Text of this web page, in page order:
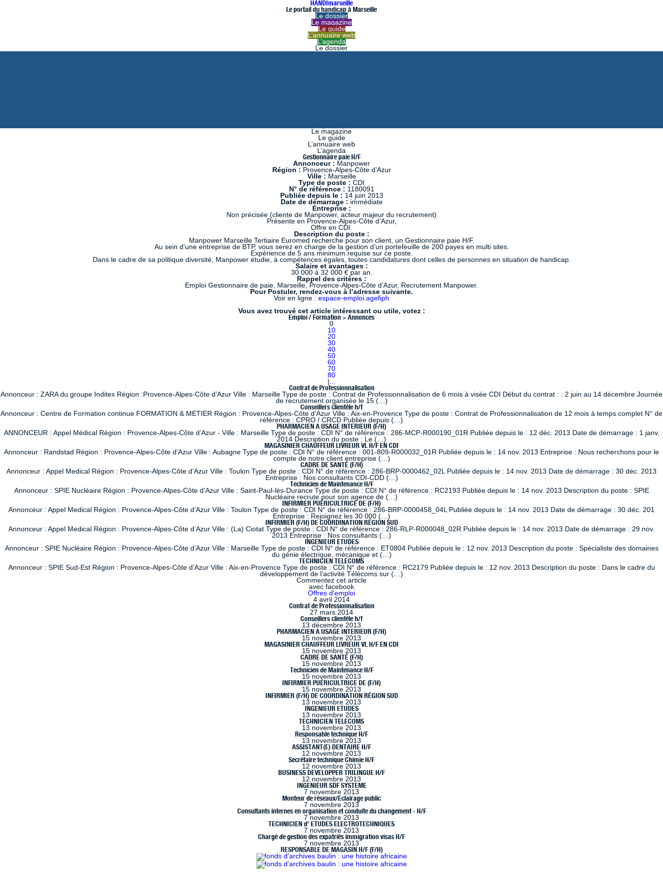
HANDImarseille
Le portail du handicap à Marseille
Le dossier
Le magazine
Le guide
L’annuaire web
L’agenda
Le dossier
Le magazine
Le guide
L’annuaire web
L’agenda
Gestionnaire paie H/F
Annonceur : Manpower
Région : Provence-Alpes-Côte d’Azur
Ville : Marseille
Type de poste : CDI
N° de référence : 1180091
Publiée depuis le : 14 juin 2013
Date de démarrage : immédiate
Entreprise :
Non précisée (cliente de Manpower, acteur majeur du recrutement)
Présente en Provence-Alpes-Côte d’Azur,
Offre en CDI.
Description du poste :
Manpower Marseille Tertiaire Euromed recherche pour son client, un Gestionnaire paie H/F.
Au sein d’une entreprise de BTP, vous serez en charge de la gestion d’un portefeuille de 200 payes en multi sites.
Expérience de 5 ans minimum requise sur ce poste.
Dans le cadre de sa politique diversité, Manpower étudie, à compétences égales, toutes candidatures dont celles de personnes en situation de handicap.
Salaire et avantages :
30 000 à 32 000 € par an.
Rappel des critères :
Emploi Gestionnaire de paie, Marseille, Provence-Alpes-Côte d’Azur, Recrutement Manpower.
Pour Postuler, rendez-vous à l’adresse suivante.
Voir en ligne : espace-emploi.agefiph
Vous avez trouvé cet article intéressant ou utile, votez :
Emploi / Formation > Annonces
0
10
20
30
40
50
60
70
80
...
Contrat de Professionnalisation
Annonceur : ZARA du groupe Inditex Région :Provence-Alpes-Côte d’Azur Ville : Marseille Type de poste : Contrat de Professionnalisation de 6 mois à visée CDI Début du contrat : : 2 juin au 14 décembre Journée
de recrutement organisée le 15 (…)
Conseillers clientèle h/f
Annonceur : Centre de Formation continue FORMATION & METIER Région : Provence-Alpes-Côte d’Azur Ville : Aix-en-Provence Type de poste : Contrat de Professionnalisation de 12 mois à temps complet N° de
référence : CPRO / CRCD Publiée depuis (…)
PHARMACIEN A USAGE INTERIEUR (F/H)
ANNONCEUR : Appel Médical Région : Provence-Alpes-Côte d’Azur - Ville : Marseille Type de poste : CDI N° de référence : 286-MCP-R000190_01R Publiée depuis le : 12 déc. 2013 Date de démarrage : 1 janv.
2014 Description du poste : Le (…)
MAGASINIER CHAUFFEUR LIVREUR VL H/F EN CDI
Annonceur : Randstad Région : Provence-Alpes-Côte d’Azur Ville : Aubagne Type de poste : CDI N° de référence : 001-809-R000032_01R Publiée depuis le : 14 nov. 2013 Entreprise : Nous recherchons pour le
compte de notre client entreprise (…)
CADRE DE SANTÉ (F/H)
Annonceur : Appel Medical Région : Provence-Alpes-Côte d’Azur Ville : Toulon Type de poste : CDI N° de référence : 286-BRP-0000462_02L Publiée depuis le : 14 nov. 2013 Date de démarrage : 30 déc. 2013
Entreprise : Nos consultants CDI-CDD (…)
Technicien de Maintenance H/F
Annonceur : SPIE Nucléaire Région : Provence-Alpes-Côte d’Azur Ville : Saint-Paul-lès-Durance Type de poste : CDI N° de référence : RC2193 Publiée depuis le : 14 nov. 2013 Description du poste : SPIE
Nucléaire recrute pour son agence de (…)
INFIRMIER PUÉRICULTRICE DE (F/H)
Annonceur : Appel Medical Région : Provence-Alpes-Côte d’Azur Ville : Toulon Type de poste : CDI N° de référence : 286-BRP-0000458_04L Publiée depuis le : 14 nov. 2013 Date de démarrage : 30 déc. 201
Entreprise : Rejoignez les 30 000 (…)
INFIRMIER (F/H) DE COORDINATION RÉGION SUD
Annonceur : Appel Medical Région : Provence-Alpes-Côte d’Azur Ville : (La) Ciotat Type de poste : CDI N° de référence : 286-RLP-R000048_02R Publiée depuis le : 14 nov. 2013 Date de démarrage : 29 nov.
2013 Entreprise : Nos consultants (…)
INGENIEUR ETUDES
Annonceur : SPIE Nucléaire Région : Provence-Alpes-Côte d’Azur Ville : Marseille Type de poste : CDI N° de référence : ET0804 Publiée depuis le : 12 nov. 2013 Description du poste : Spécialiste des domaines
du génie électrique, mécanique et (…)
TECHNICIEN TELECOMS
Annonceur : SPIE Sud-Est Région : Provence-Alpes-Côte d’Azur Ville : Aix-en-Provence Type de poste : CDI N° de référence : RC2179 Publiée depuis le : 12 nov. 2013 Description du poste : Dans le cadre du
développement de l’activité Télécoms sur (…)
Commentez cet article
avec facebook
Offres d'emploi
4 avril 2014
Contrat de Professionnalisation
27 mars 2014
Conseillers clientèle h/f
13 décembre 2013
PHARMACIEN A USAGE INTERIEUR (F/H)
15 novembre 2013
MAGASINIER CHAUFFEUR LIVREUR VL H/F EN CDI
15 novembre 2013
CADRE DE SANTÉ (F/H)
15 novembre 2013
Technicien de Maintenance H/F
15 novembre 2013
INFIRMIER PUÉRICULTRICE DE (F/H)
15 novembre 2013
INFIRMIER (F/H) DE COORDINATION RÉGION SUD
13 novembre 2013
INGENIEUR ETUDES
13 novembre 2013
TECHNICIEN TELECOMS
13 novembre 2013
Responsable technique H/F
13 novembre 2013
ASSISTANT(E) DENTAIRE H/F
12 novembre 2013
Secrétaire technique Chimie H/F
12 novembre 2013
BUSINESS DEVELOPPER TRILINGUE H/F
12 novembre 2013
INGENIEUR SDF SYSTEME
7 novembre 2013
Monteur de réseaux/Eclairage public
7 novembre 2013
Consultants internes en organisation et conduite du changement - H/F
7 novembre 2013
TECHNICIEN d’ ETUDES ELECTROTECHNIQUES
7 novembre 2013
Chargé de gestion des expatriés immigration visas H/F
7 novembre 2013
RESPONSABLE DE MAGASIN H/F (F/H)